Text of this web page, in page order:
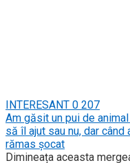
INTERESANT 0 207
Am găsit un pui de
să îl ajut sau nu, dar
rămas șocat
Dimineața aceasta